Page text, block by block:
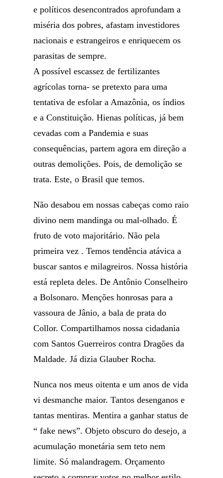
e políticos desencontrados aprofundam a
miséria dos pobres, afastam investidores
nacionais e estrangeiros e enriquecem os
parasitas de sempre.
A possível escassez de fertilizantes
agrícolas torna- se pretexto para uma
tentativa de esfolar a Amazônia, os índios
e a Constituição. Hienas políticas, já bem
cevadas com a Pandemia e suas
consequências, partem agora em direção a
outras demolições. Pois, de demolição se
trata. Este, o Brasil que temos.
Não desabou em nossas cabeças como raio
divino nem mandinga ou mal-olhado. É
fruto de voto majoritário. Não pela
primeira vez . Temos tendência atávica a
buscar santos e milagreiros. Nossa história
está repleta deles. De Antônio Conselheiro
a Bolsonaro. Menções honrosas para a
vassoura de Jânio, a bala de prata do
Collor. Compartilhamos nossa cidadania
com Santos Guerreiros contra Dragões da
Maldade. Já dizia Glauber Rocha.
Nunca nos meus oitenta e um anos de vida
vi desmanche maior. Tantos desenganos e
tantas mentiras. Mentira a ganhar status de
“ fake news”. Objeto obscuro do desejo, a
acumulação monetária sem teto nem
limite. Só malandragem. Orçamento